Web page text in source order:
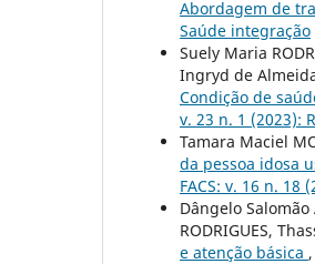
Abordagem de
Saúde integração
Suely Maria
Ingryd de Almeida
Condição de
v. 23 n. 1 (2023):
Tamara Maciel
da pessoa idosa
FACS: v. 16 n. 18
Dângelo Salomão
RODRIGUES,
e atenção básica ,